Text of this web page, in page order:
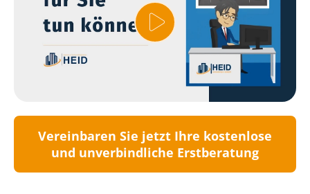
Vereinbaren Sie jetzt Ihre kostenlose
und unverbindliche Erstberatung